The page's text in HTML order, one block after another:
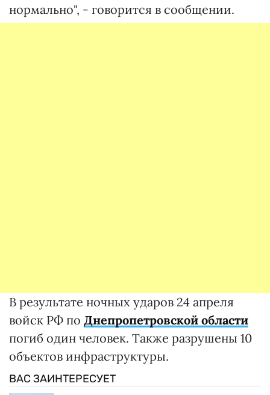
нормально", - говорится в сообщении.
В результате ночных ударов 24 апреля
войск РФ по Днепропетровской области
погиб один человек. Также разрушены 10
объектов инфраструктуры.
ВАС ЗАИНТЕРЕСУЕТ